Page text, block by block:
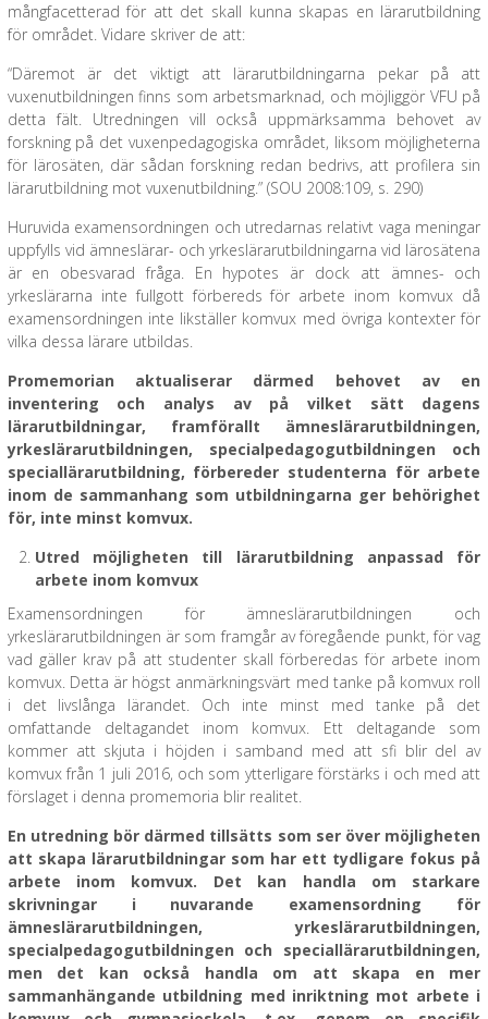
mångfacetterad för att det skall kunna skapas en lärarutbildning
för området. Vidare skriver de att:
“Däremot är det viktigt att lärarutbildningarna pekar på att
vuxenutbildningen finns som arbetsmarknad, och möjliggör VFU på
detta fält. Utredningen vill också uppmärksamma behovet av
forskning på det vuxenpedagogiska området, liksom möjligheterna
för lärosäten, där sådan forskning redan bedrivs, att profilera sin
lärarutbildning mot vuxenutbildning.” (SOU 2008:109, s. 290)
Huruvida examensordningen och utredarnas relativt vaga meningar
uppfylls vid ämneslärar- och yrkeslärarutbildningarna vid lärosätena
är en obesvarad fråga. En hypotes är dock att ämnes- och
yrkeslärarna inte fullgott förbereds för arbete inom komvux då
examensordningen inte likställer komvux med övriga kontexter för
vilka dessa lärare utbildas.
Promemorian aktualiserar därmed behovet av en
inventering och analys av på vilket sätt dagens
lärarutbildningar, framförallt ämneslärarutbildningen,
yrkeslärarutbildningen, specialpedagogutbildningen och
speciallärarutbildning, förbereder studenterna för arbete
inom de sammanhang som utbildningarna ger behörighet
för, inte minst komvux.
Utred möjligheten till lärarutbildning anpassad för
arbete inom komvux
Examensordningen för ämneslärarutbildningen och
yrkeslärarutbildningen är som framgår av föregående punkt, för vag
vad gäller krav på att studenter skall förberedas för arbete inom
komvux. Detta är högst anmärkningsvärt med tanke på komvux roll
i det livslånga lärandet. Och inte minst med tanke på det
omfattande deltagandet inom komvux. Ett deltagande som
kommer att skjuta i höjden i samband med att sfi blir del av
komvux från 1 juli 2016, och som ytterligare förstärks i och med att
förslaget i denna promemoria blir realitet.
En utredning bör därmed tillsätts som ser över möjligheten
att skapa lärarutbildningar som har ett tydligare fokus på
arbete inom komvux. Det kan handla om starkare
skrivningar i nuvarande examensordning för
ämneslärarutbildningen, yrkeslärarutbildningen,
specialpedagogutbildningen och speciallärarutbildningen,
men det kan också handla om att skapa en mer
sammanhängande utbildning med inriktning mot arbete i